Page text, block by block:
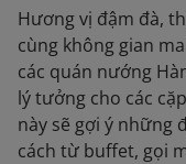
Hương vị đậm đà,
cùng không gian
các quán nướng
lý tưởng cho các
này sẽ gợi ý những
cách từ buffet, gọi